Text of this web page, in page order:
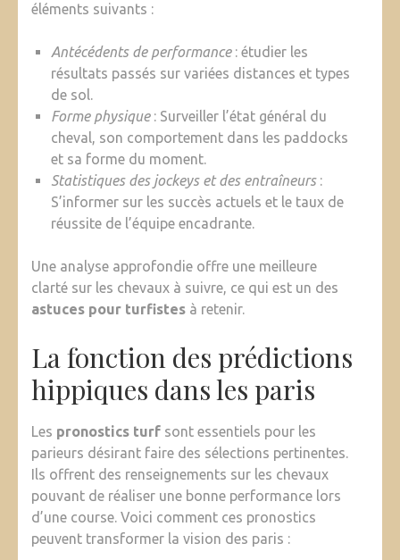
éléments suivants :
Antécédents de performance: étudier les
résultats passés sur variées distances et types
de sol.
Forme physique: Surveiller l’état général du
cheval, son comportement dans les paddocks
et sa forme du moment.
Statistiques des jockeys et des entraîneurs:
S’informer sur les succès actuels et le taux de
réussite de l’équipe encadrante.
Une analyse approfondie offre une meilleure
clarté sur les chevaux à suivre, ce qui est un des
astuces pour turfistes à retenir.
La fonction des prédictions
hippiques dans les paris
Les pronostics turf sont essentiels pour les
parieurs désirant faire des sélections pertinentes.
Ils offrent des renseignements sur les chevaux
pouvant de réaliser une bonne performance lors
d’une course. Voici comment ces pronostics
peuvent transformer la vision des paris :